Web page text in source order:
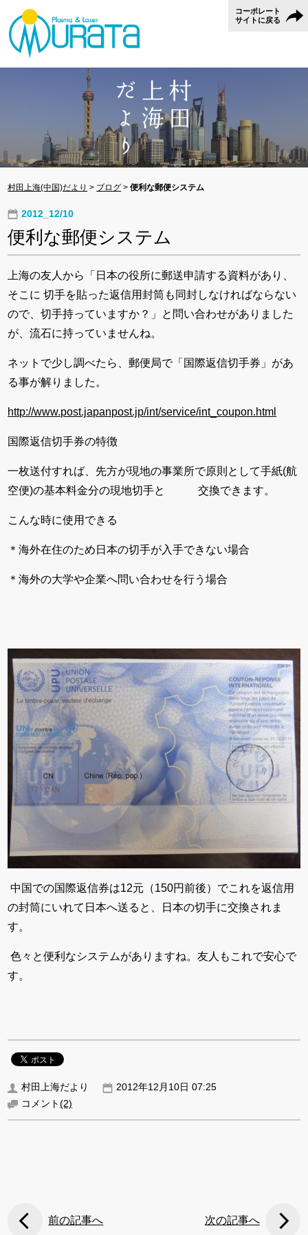
コーポレート
サイトに戻る
村田上海(中国)だより > ブログ >便利な郵便システム
2012_12/10
便利な郵便システム
上海の友人から「日本の役所に郵送申請する資料があり、
そこに 切手を貼った返信用封筒も同封しなければならない
ので、切手持っていますか？」と問い合わせがありました
が、流石に持っていませんね。
ネットで少し調べたら、郵便局で「国際返信切手券」があ
る事が解りました。
http://www.post.japanpost.jp/int/service/int_coupon.html
国際返信切手券の特徴
一枚送付すれば、先方が現地の事業所で原則として手紙(航
空便)の基本料金分の現地切手と 交換できます。
こんな時に使用できる
＊海外在住のため日本の切手が入手できない場合
＊海外の大学や企業へ問い合わせを行う場合
中国での国際返信券は12元（150円前後）でこれを返信用
の封筒にいれて日本へ送ると、日本の切手に交換されま
す。
色々と便利なシステムがありますね。友人もこれで安心で
す。
村田上海だより
2012年12月10日 07:25
コメント(2)
前の記事へ 次の記事へ